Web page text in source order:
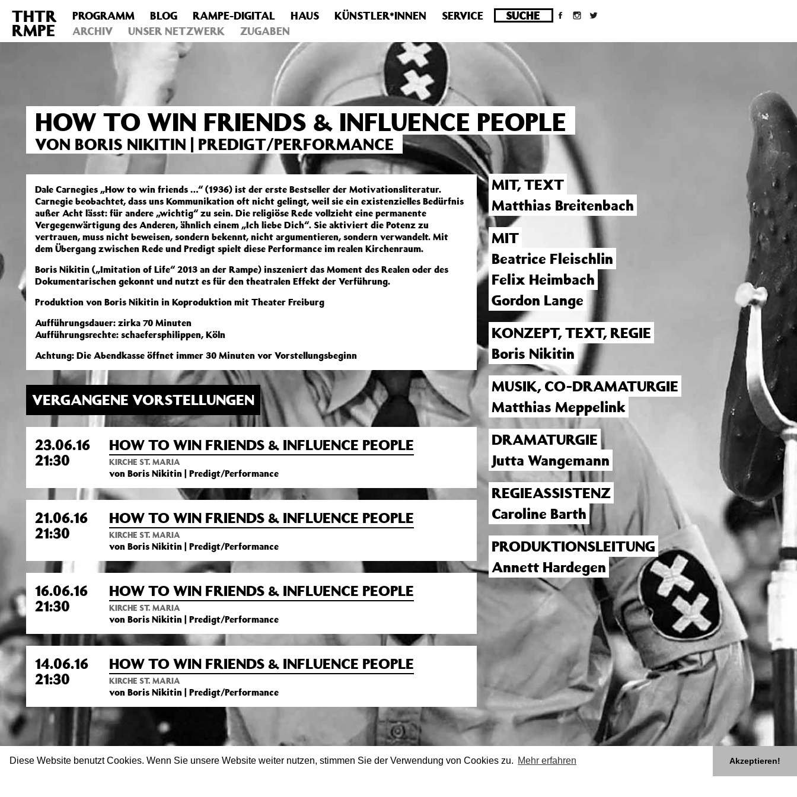
Diese Website benutzt Cookies. Wenn Sie unsere Website weiter nutzen, stimmen Sie der Verwendung von Cookies zu. Mehr erfahren Akzeptieren!
Deprecated : Die Funktion post_permalink ist seit Version 4.4.0 veraltet! Verwende stattdessen get_permalink(). in
/homepages/10/d43051023/htdocs/wordpress/wp-
includes/functions.phpon line6031
THTR
RMPE
PROGRAMM BLOG RAMPE-DIGITAL HAUS KÜNSTLER*INNEN
SERVICE
ARCHIV
UNSER NETZWERK ZUGABEN
HOW TO WIN FRIENDS & INFLUENCE PEOPLE
VON BORIS NIKITIN | PREDIGT/PERFORMANCE
Dale Carnegies „How to win friends …“ (1936) ist der erste Bestseller der Motivationsliteratur.
Carnegie beobachtet, dass uns Kommunikation oft nicht gelingt, weil sie ein existenzielles Bedürfnis
außer Acht lässt: für andere „wichtig“ zu sein. Die religiöse Rede vollzieht eine permanente
Vergegenwärtigung des Anderen, ähnlich einem „Ich liebe Dich“. Sie aktiviert die Potenz zu
vertrauen, muss nicht beweisen, sondern bekennt, nicht argumentieren, sondern verwandelt. Mit
dem Übergang zwischen Rede und Predigt spielt diese Performance im realen Kirchenraum.
Boris Nikitin („Imitation of Life“ 2013 an der Rampe) inszeniert das Moment des Realen oder des
Dokumentarischen gekonnt und nutzt es für den theatralen Effekt der Verführung.
Produktion von Boris Nikitin in Koproduktion mit Theater Freiburg
Aufführungsdauer: zirka 70 Minuten
Aufführungsrechte: schaefersphilippen, Köln
Achtung: Die Abendkasse öffnet immer 30 Minuten vor Vorstellungsbeginn
VERGANGENE VORSTELLUNGEN
23.06.16
21:30
HOW TO WIN FRIENDS & INFLUENCE PEOPLE
KIRCHE ST. MARIA
von Boris Nikitin | Predigt/Performance
21.06.16
21:30
HOW TO WIN FRIENDS & INFLUENCE PEOPLE
KIRCHE ST. MARIA
von Boris Nikitin | Predigt/Performance
16.06.16
21:30
HOW TO WIN FRIENDS & INFLUENCE PEOPLE
KIRCHE ST. MARIA
von Boris Nikitin | Predigt/Performance
14.06.16
21:30
HOW TO WIN FRIENDS & INFLUENCE PEOPLE
KIRCHE ST. MARIA
von Boris Nikitin | Predigt/Performance
MIT, TEXT
Matthias Breitenbach
MIT
Beatrice Fleischlin
Felix Heimbach
Gordon Lange
KONZEPT, TEXT, REGIE
Boris Nikitin
MUSIK, CO-DRAMATURGIE
Matthias Meppelink
DRAMATURGIE
Jutta Wangemann
REGIEASSISTENZ
Caroline Barth
PRODUKTIONSLEITUNG
Annett Hardegen